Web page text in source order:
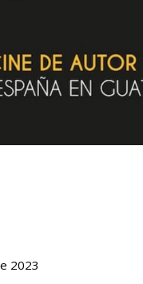
2023